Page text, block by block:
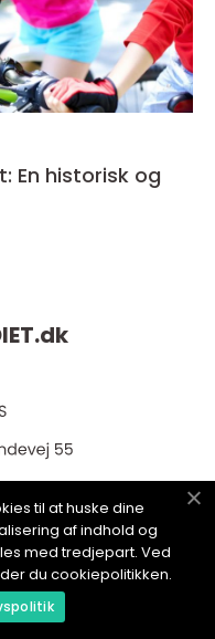
En historisk og
dk
til at huske dine
af indhold og
med tredjepart. Ved
du cookiepolitikken.